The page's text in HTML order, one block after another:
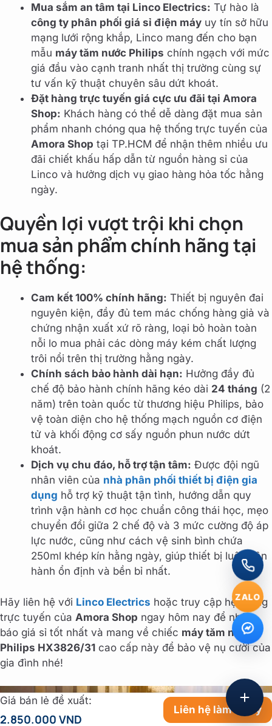
Giá bán lẻ đề xuất:
2.850.000 VND
Liên hệ làm đại lý
Mua sắm an tâm tại Linco Electrics: Tự hào là
công ty phân phối giá sỉ điện máy uy tín sở hữu
mạng lưới rộng khắp, Linco mang đến cho bạn
mẫu máy tăm nước Philips chính ngạch với mức
giá đầu vào cạnh tranh nhất thị trường cùng sự
tư vấn kỹ thuật chuyên sâu dứt khoát.
Đặt hàng trực tuyến giá cực ưu đãi tại Amora
Shop: Khách hàng có thể dễ dàng đặt mua sản
phẩm nhanh chóng qua hệ thống trực tuyến của
Amora Shop tại TP.HCM để nhận thêm nhiều ưu
đãi chiết khấu hấp dẫn từ nguồn hàng sỉ của
Linco và hưởng dịch vụ giao hàng hỏa tốc hằng
ngày.
Quyền lợi vượt trội khi chọn
mua sản phẩm chính hãng tại
hệ thống:
Cam kết 100% chính hãng: Thiết bị nguyên đai
nguyên kiện, đầy đủ tem mác chống hàng giả và
chứng nhận xuất xứ rõ ràng, loại bỏ hoàn toàn
nỗi lo mua phải các dòng máy kém chất lượng
trôi nổi trên thị trường hằng ngày.
Chính sách bảo hành dài hạn: Hưởng đầy đủ
chế độ bảo hành chính hãng kéo dài 24 tháng (2
năm) trên toàn quốc từ thương hiệu Philips, bảo
vệ toàn diện cho hệ thống mạch nguồn cơ điện
tử và khối động cơ sấy nguồn phun nước dứt
khoát.
Dịch vụ chu đáo, hỗ trợ tận tâm: Được đội ngũ
nhân viên của nhà phân phối thiết bị điện gia
dụng hỗ trợ kỹ thuật tận tình, hướng dẫn quy
trình vận hành cơ học chuẩn công thái học, mẹo
chuyển đổi giữa 2 chế độ và 3 mức cường độ áp
lực nước, cũng như cách vệ sinh bình chứa
250ml khép kín hằng ngày, giúp thiết bị luôn vận
hành ổn định và bền bỉ nhất.
Hãy liên hệ với Linco Electrics hoặc truy cập hệ thống
trực tuyến của Amora Shop ngay hôm nay để nhận
báo giá sỉ tốt nhất và mang về chiếc máy tăm nước
Philips HX3826/31 cao cấp này để bảo vệ nụ cười của
gia đình nhé!
ZALO